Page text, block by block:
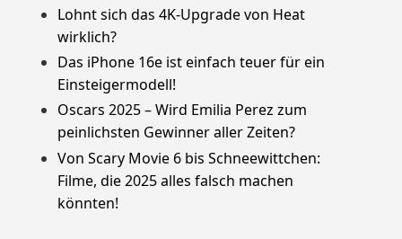
Lohnt sich das 4K-Upgrade von Heat
wirklich?
Das iPhone 16e ist einfach teuer für ein
Einsteigermodell!
Oscars 2025 – Wird Emilia Perez zum
peinlichsten Gewinner aller Zeiten?
Von Scary Movie 6 bis Schneewittchen:
Filme, die 2025 alles falsch machen
könnten!